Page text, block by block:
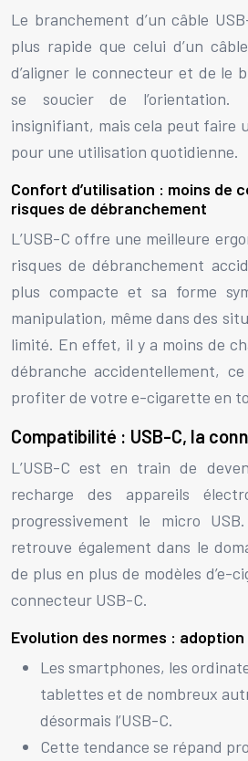
Le branchement d’un câble
plus rapide que celui d’un
d’aligner le connecteur et de le
se soucier de l’orientation.
insignifiant, mais cela peut faire
pour une utilisation quotidienne.
Confort d’utilisation : moins de
risques de débranchement
L’USB-C offre une meilleure
risques de débranchement
plus compacte et sa forme
manipulation, même dans des
limité. En effet, il y a moins de
débranche accidentellement,
profiter de votre e-cigarette en
Compatibilité : USB-C, la
L’USB-C est en train de
recharge des appareils
progressivement le micro
retrouve également dans le
de plus en plus de modèles d’e-
connecteur USB-C.
Evolution des normes : adoption
Les smartphones, les
tablettes et de nombreux
désormais l’USB-C.
Cette tendance se répand